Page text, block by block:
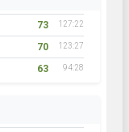
73 127:22
70 123:27
63 94:28